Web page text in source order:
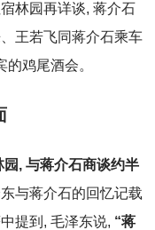
林园再详谈, 蒋介石
王若飞同蒋介石乘车
鸡尾酒会。
, 与蒋介石商谈约半
与蒋介石的回忆记载
提到, 毛泽东说, “蒋